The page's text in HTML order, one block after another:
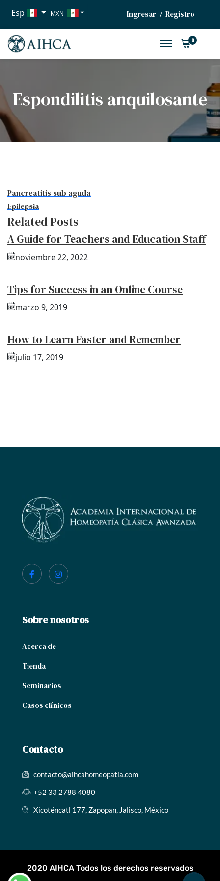
Esp MXN
EUR
Ingresar / Registro
0
Espondilitis anquilosante
Pancreatitis sub aguda
Epilepsia
Related Posts
A Guide for Teachers and Education Staff
noviembre 22, 2022
Tips for Success in an Online Course
marzo 9, 2019
How to Learn Faster and Remember
julio 17, 2019
Sobre nosotros
Acerca de
Tienda
Seminarios
Casos clínicos
Contacto
contacto@aihcahomeopatia.com
+52 33 2788 4080
Xicoténcatl 177, Zapopan, Jalisco, México
2020 AIHCA Todos los derechos reservados